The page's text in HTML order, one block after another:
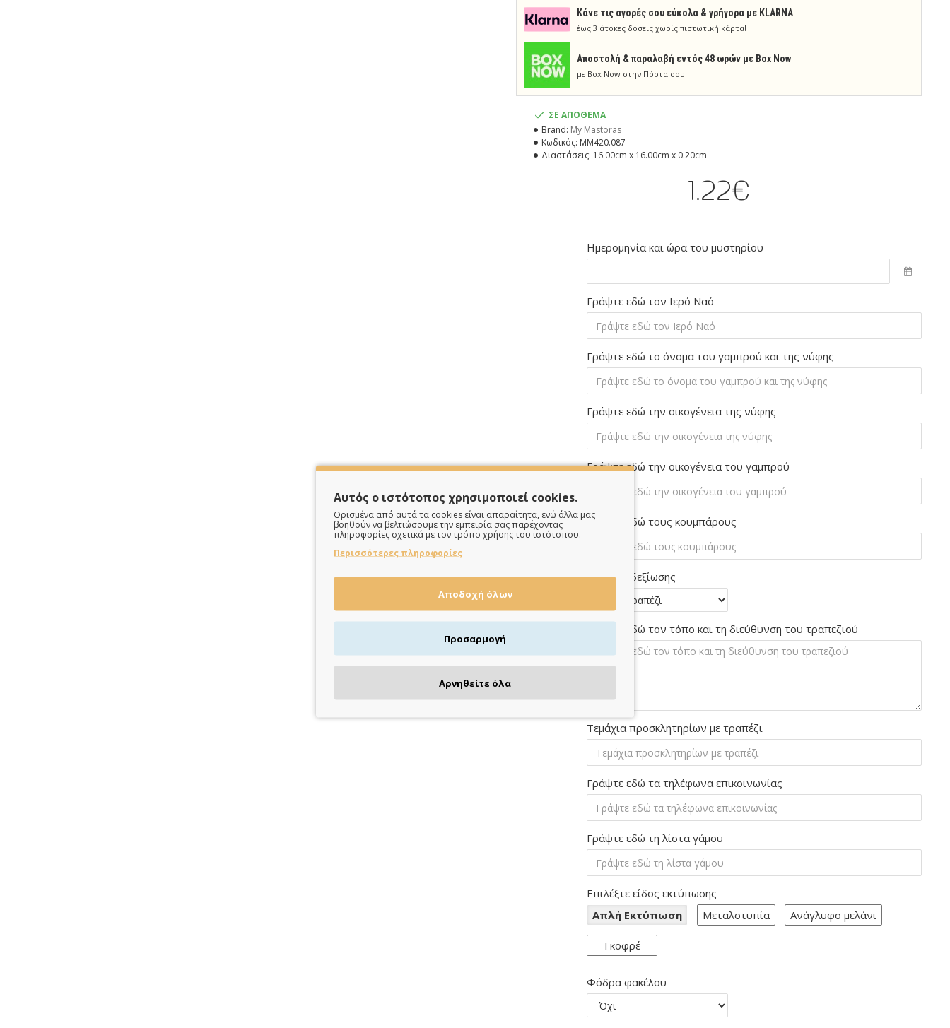
Κάνε τις αγορές σου εύκολα & γρήγορα με KLARNA
έως 3 άτοκες δόσεις χωρίς πιστωτική κάρτα!
Aποστολή & παραλαβή εντός 48 ωρών με Box Now
με Box Now στην Πόρτα σου
ΣΕ ΑΠΟΘΕΜΑ
Brand: My Mastoras
Κωδικός: MM420.087
Διαστάσεις: 16.00cm x 16.00cm x 0.20cm
1.22€
Ημερομηνία και ώρα του μυστηρίου
Γράψτε εδώ τον Ιερό Ναό
Γράψτε εδώ το όνομα του γαμπρού και της νύφης
Γράψτε εδώ την οικογένεια της νύφης
Γράψτε εδώ την οικογένεια του γαμπρού
Γράψτε εδώ τους κουμπάρους
Τραπέζι δεξίωσης
Γράψτε εδώ τον τόπο και τη διεύθυνση του τραπεζιού
Τεμάχια προσκλητηρίων με τραπέζι
Γράψτε εδώ τα τηλέφωνα επικοινωνίας
Γράψτε εδώ τη λίστα γάμου
Επιλέξτε είδος εκτύπωσης
Απλή Εκτύπωση
Μεταλοτυπία Ανάγλυφο μελάνι
Γκοφρέ
Φόδρα φακέλου
Αυτός ο ιστότοπος χρησιμοποιεί cookies.
Ορισμένα από αυτά τα cookies είναι απαραίτητα, ενώ άλλα μας
βοηθούν να βελτιώσουμε την εμπειρία σας παρέχοντας
πληροφορίες σχετικά με τον τρόπο χρήσης του ιστότοπου.
Περισσότερες πληροφορίες
Αποδοχή όλων
Προσαρμογή
Αρνηθείτε όλα